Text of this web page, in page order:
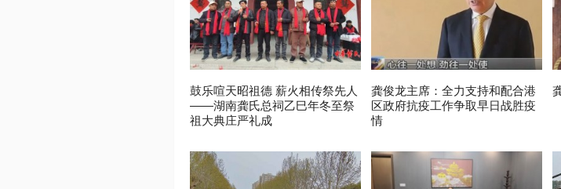
鼓乐喧天昭祖德 薪火相传祭先人
——湖南龚氏总祠乙巳年冬至祭
祖大典庄严礼成
龚俊龙主席：全力支持和配合港
区政府抗疫工作争取早日战胜疫
情